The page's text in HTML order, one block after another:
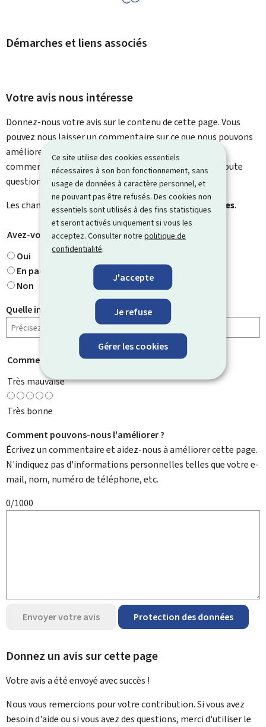
Ce site utilise des cookies essentiels
nécessaires à son bon fonctionnement, sans
usage de données à caractère personnel, et
ne pouvant pas être refusés. Des cookies non
essentiels sont utilisés à des fins statistiques
et seront activés uniquement si vous les
acceptez. Consulter notrepolitique de
confidentialité.
J'accepte
Je refuse
Gérer les cookies
Démarches et liens associés
Votre avis nous intéresse
Donnez-nous votre avis sur le contenu de cette page. Vous
pouvez nous laisser un commentaire sur ce que nous pouvons
améliorer. Vous ne recevrez pas de réponse à votre
commentaire. Utilisez le formulaire de contact pour toute
question particulière.
Les champs marqués d’une étoile (
) sont obligatoires.
Avez-vous trouvé ce que vous cherchiez ? *
Oui
En partie
Non
Quelle information cherchiez-vous ?
Comment évaluez-vous cette page ? *
Très mauvaise
Très bonne
Comment pouvons-nous l'améliorer ?
Écrivez un commentaire et aidez-nous à améliorer cette page.
N'indiquez pas d'informations personnelles telles que votre e-
mail, nom, numéro de téléphone, etc.
0/1000
Envoyer votre avis Protection des données
Donnez un avis sur cette page
Votre avis a été envoyé avecsuccès !
Nous vous remercions pour votre contribution. Si vous avez
besoin d'aide ou si vous avez des questions, merci d'utiliser le